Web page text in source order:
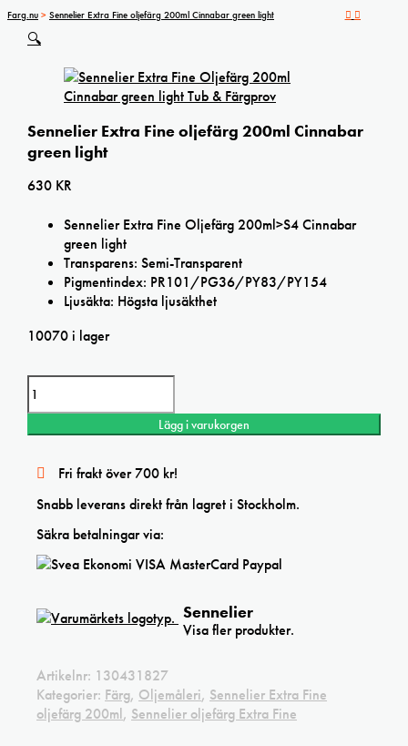
Farg.nu > Sennelier Extra Fine oljefärg 200ml Cinnabar green light
🔍
Sennelier Extra Fine oljefärg 200ml Cinnabar
green light
630 KR
Sennelier Extra Fine Oljefärg 200ml>S4 Cinnabar
green light
Transparens: Semi-Transparent
Pigmentindex: PR101/PG36/PY83/PY154
Ljusäkta: Högsta ljusäkthet
10070 i lager
Lägg i varukorgen
Fri frakt över 700 kr!
Snabb leverans direkt från lagret i Stockholm.
Säkra betalningar via:
Sennelier
Visa fler produkter.
Artikelnr: 130431827
Kategorier: Färg, Oljemåleri, Sennelier Extra Fine
oljefärg 200ml, Sennelier oljefärg Extra Fine